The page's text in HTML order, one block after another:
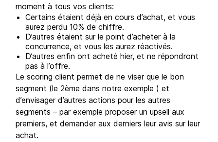
moment à tous vos clients:
Certains étaient déjà en cours d’achat, et vous
aurez perdu 10% de chiffre.
D’autres étaient sur le point d’acheter à la
concurrence, et vous les aurez réactivés.
D’autres enfin ont acheté hier, et ne répondront
pas à l’offre.
Le scoring client permet de ne viser que le bon
segment (le 2ème dans notre exemple ) et
d’envisager d’autres actions pour les autres
segments – par exemple proposer un upsell aux
premiers, et demander aux derniers leur avis sur leur
achat.